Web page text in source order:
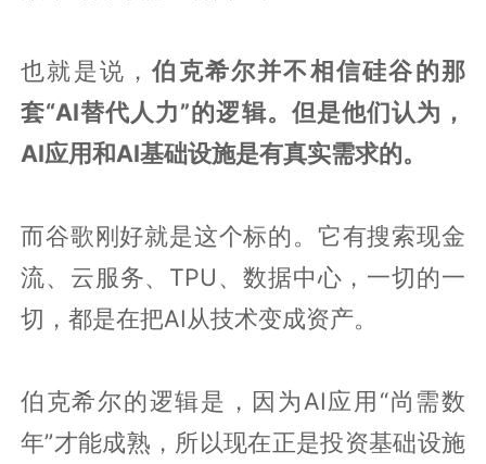
也就是说，伯克希尔并不相信硅谷的那
套“AI替代人力”的逻辑。但是他们认为，
AI应用和AI基础设施是有真实需求的。
而谷歌刚好就是这个标的。它有搜索现金
流、云服务、TPU、数据中心，一切的一
切，都是在把AI从技术变成资产。
伯克希尔的逻辑是，因为AI应用“尚需数
年”才能成熟，所以现在正是投资基础设施